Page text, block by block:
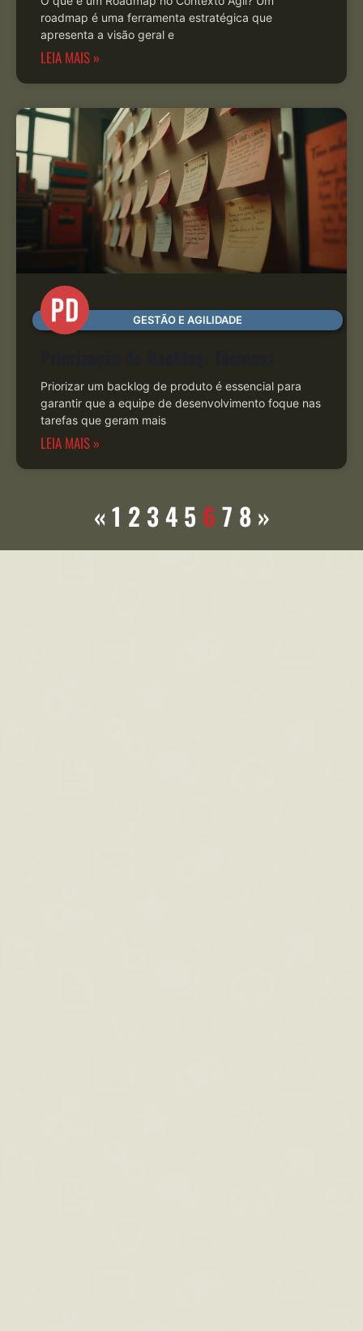
roadmap é uma ferramenta estratégica que
apresenta a visão geral e
LEIA MAIS »
GESTÃO E AGILIDADE
Priorizar um backlog de produto é essencial para
garantir que a equipe de desenvolvimento foque nas
tarefas que geram mais
LEIA MAIS »
« 1 2 34 5 6 7 8 »